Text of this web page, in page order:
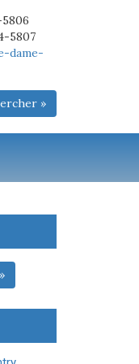
5807
dame-
»